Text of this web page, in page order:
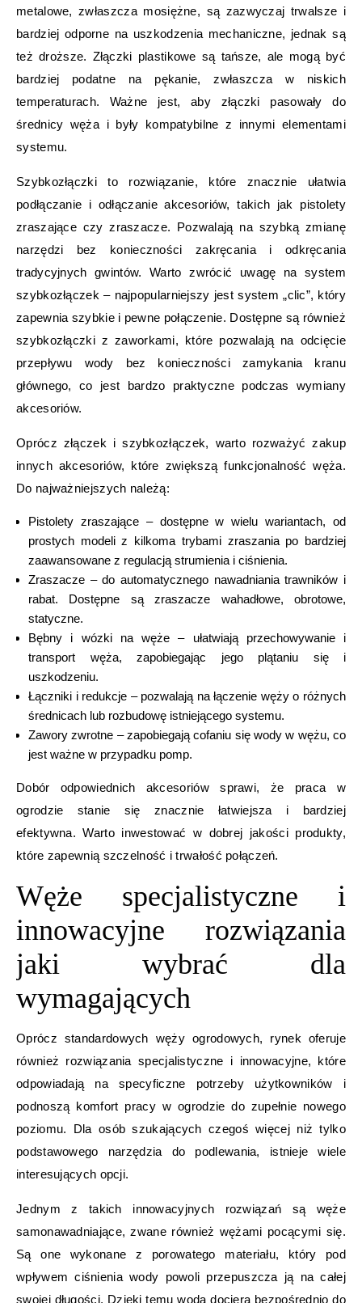
metalowe, zwłaszcza mosiężne, są zazwyczaj trwalsze i
bardziej odporne na uszkodzenia mechaniczne, jednak są
też droższe. Złączki plastikowe są tańsze, ale mogą być
bardziej podatne na pękanie, zwłaszcza w niskich
temperaturach. Ważne jest, aby złączki pasowały do
średnicy węża i były kompatybilne z innymi elementami
systemu.
Szybkozłączki to rozwiązanie, które znacznie ułatwia
podłączanie i odłączanie akcesoriów, takich jak pistolety
zraszające czy zraszacze. Pozwalają na szybką zmianę
narzędzi bez konieczności zakręcania i odkręcania
tradycyjnych gwintów. Warto zwrócić uwagę na system
szybkozłączek – najpopularniejszy jest system „clic”, który
zapewnia szybkie i pewne połączenie. Dostępne są również
szybkozłączki z zaworkami, które pozwalają na odcięcie
przepływu wody bez konieczności zamykania kranu
głównego, co jest bardzo praktyczne podczas wymiany
akcesoriów.
Oprócz złączek i szybkozłączek, warto rozważyć zakup
innych akcesoriów, które zwiększą funkcjonalność węża.
Do najważniejszych należą:
Pistolety zraszające – dostępne w wielu wariantach, od
prostych modeli z kilkoma trybami zraszania po bardziej
zaawansowane z regulacją strumienia i ciśnienia.
Zraszacze – do automatycznego nawadniania trawników i
rabat. Dostępne są zraszacze wahadłowe, obrotowe,
statyczne.
Bębny i wózki na węże – ułatwiają przechowywanie i
transport węża, zapobiegając jego plątaniu się i
uszkodzeniu.
Łączniki i redukcje – pozwalają na łączenie węży o różnych
średnicach lub rozbudowę istniejącego systemu.
Zawory zwrotne – zapobiegają cofaniu się wody w wężu, co
jest ważne w przypadku pomp.
Dobór odpowiednich akcesoriów sprawi, że praca w
ogrodzie stanie się znacznie łatwiejsza i bardziej
efektywna. Warto inwestować w dobrej jakości produkty,
które zapewnią szczelność i trwałość połączeń.
Węże specjalistyczne i
innowacyjne rozwiązania
jaki wybrać dla
wymagających
Oprócz standardowych węży ogrodowych, rynek oferuje
również rozwiązania specjalistyczne i innowacyjne, które
odpowiadają na specyficzne potrzeby użytkowników i
podnoszą komfort pracy w ogrodzie do zupełnie nowego
poziomu. Dla osób szukających czegoś więcej niż tylko
podstawowego narzędzia do podlewania, istnieje wiele
interesujących opcji.
Jednym z takich innowacyjnych rozwiązań są węże
samonawadniające, zwane również wężami pocącymi się.
Są one wykonane z porowatego materiału, który pod
wpływem ciśnienia wody powoli przepuszcza ją na całej
swojej długości. Dzięki temu woda dociera bezpośrednio do